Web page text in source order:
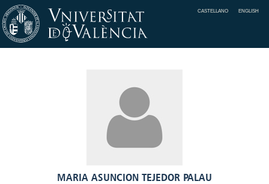
CASTELLANO ENGLISH
MARIA ASUNCION TEJEDOR PALAU